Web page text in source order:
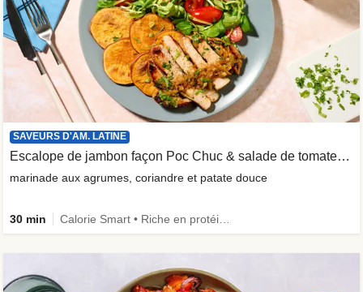
SAVEURS D'AM. LATINE
Escalope de jambon façon Poc Chuc & salade de tomates acidulée
marinade aux agrumes, coriandre et patate douce
30 min